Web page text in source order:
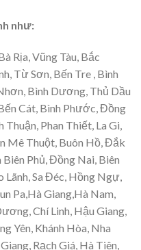
như:
Rịa, Vũng Tàu, Bắc
Từ Sơn, Bến Tre , Bình
Bình Dương, Thủ Dầu
Cát, Bình Phước, Đồng
Thuận, Phan Thiết, La Gi,
Mê Thuột, Buôn Hồ, Đắk
Phủ, Đồng Nai, Biên
Lãnh, Sa Đéc, Hồng Ngự,
Pa,Hà Giang,Hà Nam,
Chí Linh, Hậu Giang,
Yên, Khánh Hòa, Nha
Rạch Giá, Hà Tiên,